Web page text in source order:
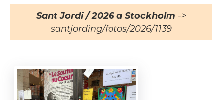
Sant Jordi / 2026 a Stockholm ->
santjording/fotos/2026/1139